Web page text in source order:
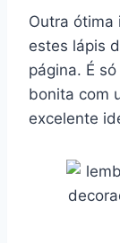
Outra ótima
estes lápis
página. É
bonita com
excelente